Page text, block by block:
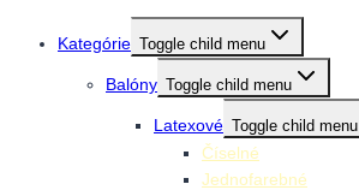
Kategórie Toggle child menu
Balóny Toggle child menu
Latexové Toggle child menu
Číselné
Jednofarebné